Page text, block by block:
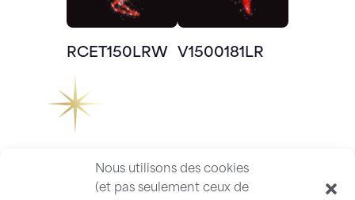
Nous utilisons des cookies
(et pas seulement ceux de
RCET150LRW V1500181LR